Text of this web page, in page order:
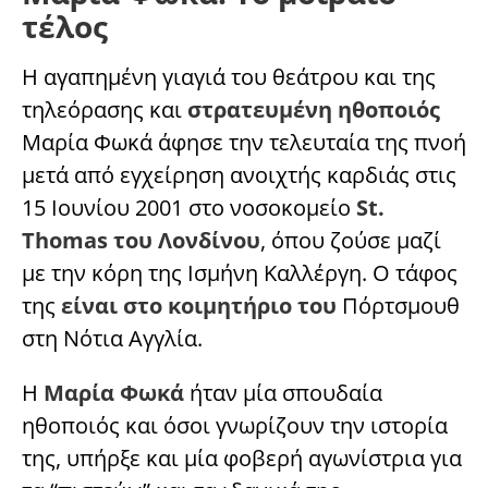
τέλος
Η αγαπημένη γιαγιά του θεάτρου και της
τηλεόρασης και στρατευμένη ηθοποιός
Μαρία Φωκά άφησε την τελευταία της πνοή
μετά από εγχείρηση ανοιχτής καρδιάς στις
15 Ιουνίου 2001 στο νοσοκομείο St.
Thomas του Λονδίνου, όπου ζούσε μαζί
με την κόρη της Ισμήνη Καλλέργη. Ο τάφος
της είναι στο κοιμητήριο του Πόρτσμουθ
στη Νότια Αγγλία.
Η Μαρία Φωκά ήταν μία σπουδαία
ηθοποιός και όσοι γνωρίζουν την ιστορία
της, υπήρξε και μία φοβερή αγωνίστρια για